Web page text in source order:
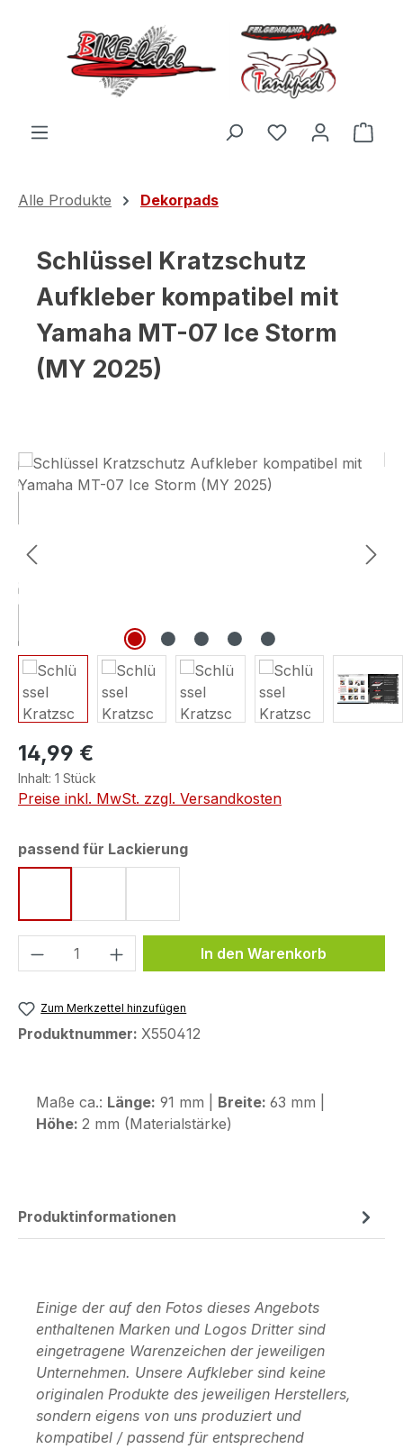
Zum Hauptinhalt springen
Du hast 0
Alle Produkte Dekorpads
Schlüssel Kratzschutz
Aufkleber kompatibel mit
Yamaha MT-07 Ice Storm
(MY 2025)
Bildergalerie überspringen
14,99 €
Inhalt: 1 Stück
Preise inkl. MwSt. zzgl. Versandkosten
passend für Lackierungauswählen
Produkt Anzahl: Gib denIn den Warenkorb
Zum Merkzettel hinzufügen
Produktnummer: X550412
Maße ca.: Länge: 91 mm | Breite: 63 mm |
Höhe: 2 mm (Materialstärke)
Produktinformationen
Einige der auf den Fotos dieses Angebots
enthaltenen Marken und Logos Dritter sind
eingetragene Warenzeichen der jeweiligen
Unternehmen. Unsere Aufkleber sind keine
originalen Produkte des jeweiligen Herstellers,
sondern eigens von uns produziert und
kompatibel / passend für entsprechend